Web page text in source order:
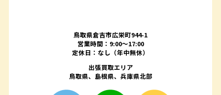
鳥取県倉吉市広栄町944-1
営業時間：9:00～17:00
定休日：なし（年中無休）
出張買取エリア
鳥取県、島根県、兵庫県北部